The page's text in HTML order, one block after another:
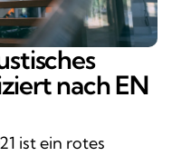
nach EN
ist ein rotes